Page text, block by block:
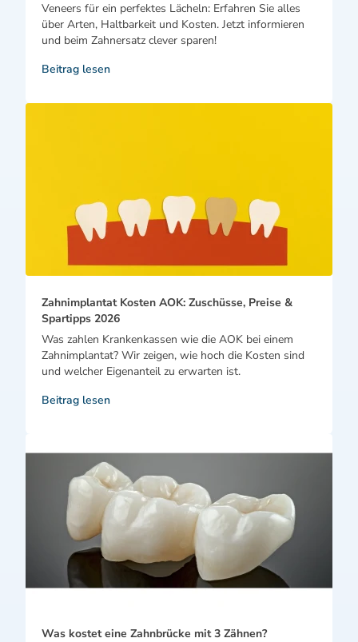
Veneers für ein perfektes Lächeln: Erfahren Sie alles
über Arten, Haltbarkeit und Kosten. Jetzt informieren
und beim Zahnersatz clever sparen!
Beitrag lesen
Zahnimplantat Kosten AOK: Zuschüsse, Preise &
Spartipps 2026
Was zahlen Krankenkassen wie die AOK bei einem
Zahnimplantat? Wir zeigen, wie hoch die Kosten sind
und welcher Eigenanteil zu erwarten ist.
Beitrag lesen
Was kostet eine Zahnbrücke mit 3 Zähnen?